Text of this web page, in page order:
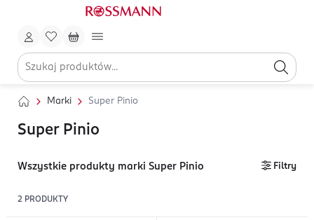
Marki Super Pinio
Super Pinio
Wszystkie produkty marki Super Pinio Filtry
2 PRODUKTY